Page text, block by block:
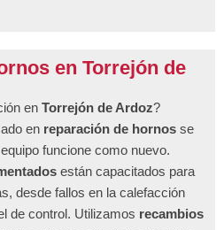
en Torrejón de
en Torrejón de Ardoz?
en reparación de hornos se
funcione como nuevo.
están capacitados para
desde fallos en la calefacción
de control. Utilizamos recambios